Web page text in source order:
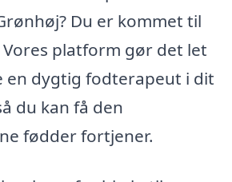
Du er kommet til
platform gør det let
en dygtig fodterapeut i dit
du kan få den
fødder fortjener.